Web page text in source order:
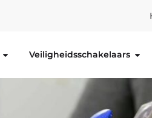
Veiligheidsschakelaars